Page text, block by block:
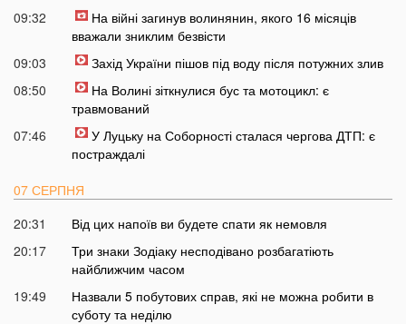
09:32
На війні загинув волинянин, якого 16 місяців
вважали зниклим безвісти
09:03
Захід України пішов під воду після потужних злив
08:50
На Волині зіткнулися бус та мотоцикл: є
травмований
07:46
У Луцьку на Соборності сталася чергова ДТП: є
постраждалі
07 СЕРПНЯ
20:31
Від цих напоїв ви будете спати як немовля
20:17
Три знаки Зодіаку несподівано розбагатіють
найближчим часом
19:49
Назвали 5 побутових справ, які не можна робити в
суботу та неділю